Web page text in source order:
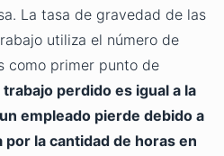
La tasa de gravedad de las
utiliza el número de
como primer punto de
trabajo perdido es igual a la
empleado pierde debido a
la cantidad de horas en